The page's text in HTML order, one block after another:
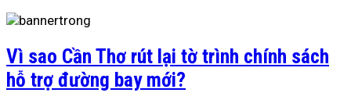
Vì sao Cần Thơ rút lại tờ trình chính sách
hỗ trợ đường bay mới?